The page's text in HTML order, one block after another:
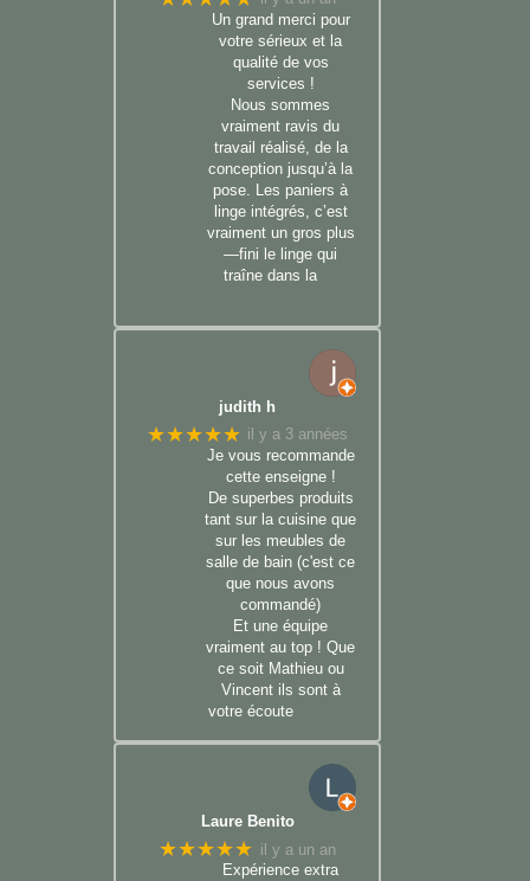
Un grand merci pour
votre sérieux et la
qualité de vos
services !
Nous sommes
vraiment ravis du
travail réalisé, de la
conception jusqu’à la
pose. Les paniers à
linge intégrés, c’est
vraiment un gros plus
—fini le linge qui
traîne dans la
judith h
★★★★★ il y a 3 années
Je vous recommande
cette enseigne !
De superbes produits
tant sur la cuisine que
sur les meubles de
salle de bain (c'est ce
que nous avons
commandé)
Et une équipe
vraiment au top ! Que
ce soit Mathieu ou
Vincent ils sont à
votre écoute
Laure Benito
★★★★★ il y a un an
Expérience extra